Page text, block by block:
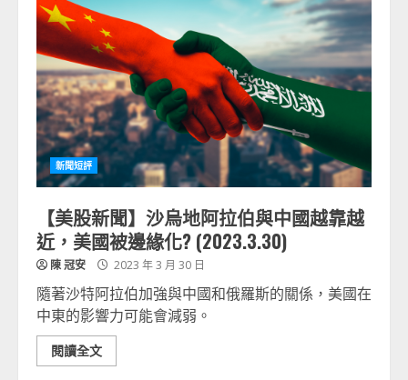
新聞短評
【美股新聞】沙烏地阿拉伯與中國越靠越
近，美國被邊緣化? (2023.3.30)
陳 冠安 2023 年 3 月 30 日
隨著沙特阿拉伯加強與中國和俄羅斯的關係，美國在
中東的影響力可能會減弱。
閱讀全文